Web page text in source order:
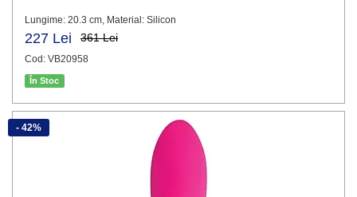
Lungime: 20.3 cm, Material: Silicon
227 Lei 361 Lei
Cod: VB20958
În Stoc
- 42%